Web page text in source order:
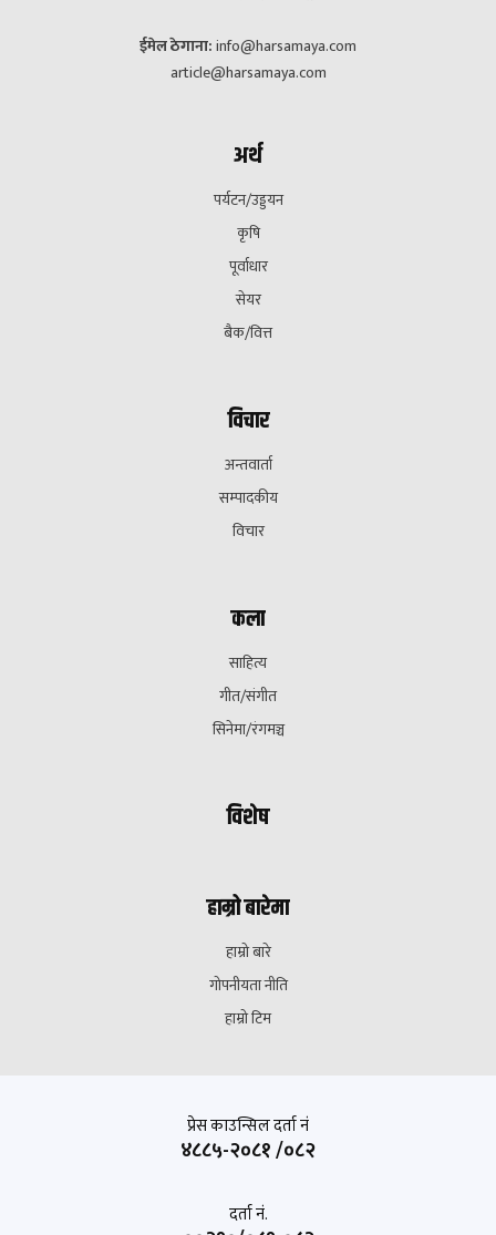
ईमेल ठेगाना:info@harsamaya.com
article@harsamaya.com
अर्थ
पर्यटन/उड्डयन
कृषि
पूर्वाधार
सेयर
बैक/वित्त
विचार
अन्तवार्ता
सम्पादकीय
विचार
कला
साहित्य
गीत/संगीत
सिनेमा/रंगमञ्च
विशेष
हाम्रो बारेमा
हाम्रो बारे
गोपनीयता नीति
हाम्रो टिम
प्रेस काउन्सिल दर्ता नं
४८८५-२०८१ /०८२
दर्ता नं.